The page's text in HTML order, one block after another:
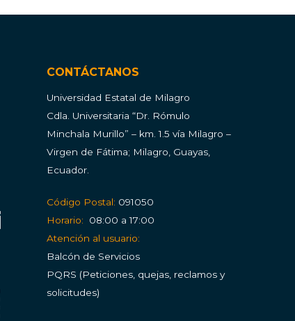
CONTÁCTANOS
Universidad Estatal de Milagro
Cdla. Universitaria “Dr. Rómulo
Minchala Murillo” – km. 1.5 vía Milagro –
Virgen de Fátima; Milagro, Guayas,
Ecuador.
Código Postal: 091050
Horario:
08:00 a 17:00
Atención al usuario:
Balcón de Servicios
PQRS (Peticiones, quejas, reclamos y
solicitudes)